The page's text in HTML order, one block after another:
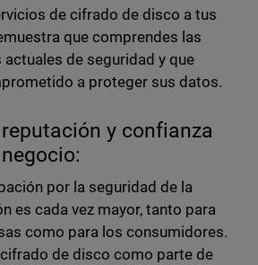
de cifrado de disco a tus
que comprendes las
actuales de seguridad y que
a proteger sus datos.
y confianza
por la seguridad de la
es cada vez mayor, tanto para
como para los consumidores.
de disco como parte de